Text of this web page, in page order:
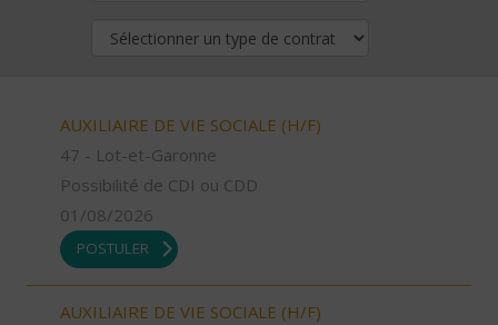
AUXILIAIRE DE VIE SOCIALE (H/F)
47 - Lot-et-Garonne
Possibilité de CDI ou CDD
01/08/2026
POSTULER
AUXILIAIRE DE VIE SOCIALE (H/F)